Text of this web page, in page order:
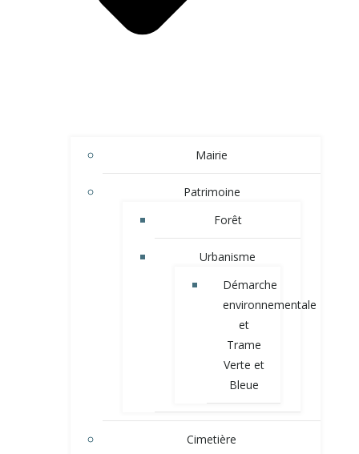
Mairie
Patrimoine
Forêt
Urbanisme
Démarche
environnementale
et
Trame
Verte et
Bleue
Cimetière